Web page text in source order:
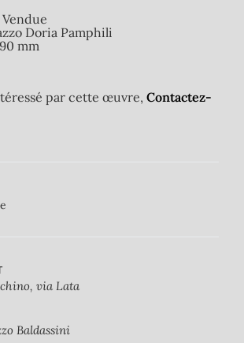
Doria Pamphili
mm
par cette œuvre, Contactez-
via Lata
Baldassini